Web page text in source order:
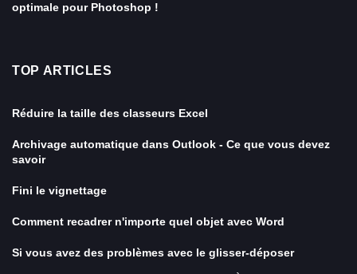
optimale pour Photoshop !
TOP ARTICLES
Réduire la taille des classeurs Excel
Archivage automatique dans Outlook - Ce que vous devez
savoir
Fini le vignettage
Comment recadrer n'importe quel objet avec Word
Si vous avez des problèmes avec le glisser-déposer